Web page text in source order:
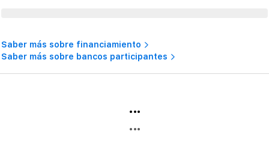
Saber más sobre financiamiento
Saber más sobre bancos participantes
...
...